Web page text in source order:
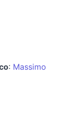
: Massimo